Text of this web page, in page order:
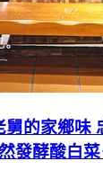
舅的家鄉味
發酵酸白